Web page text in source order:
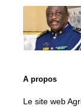
A propos
Le site web